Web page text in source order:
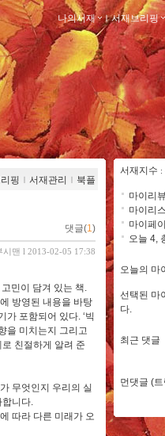
나의서재 ｌ서재브리핑
핑 ｌ 서재관리 ｌ 북플
댓글(1)
시맨 l 2013-02-05 17:38
민이 담겨 있는 책.
방영된 내용을 바탕
가 포함되어 있다. ‘빅
을 미치는지 그리고
친절하게 알려 준
무엇인지 우리의 실
합니다.
따라 다른 미래가 오
서재지수 :
마이리
마이리
마이페
오늘 4,
오늘의 마
선택된 마
다.
최근 댓글
먼댓글 (